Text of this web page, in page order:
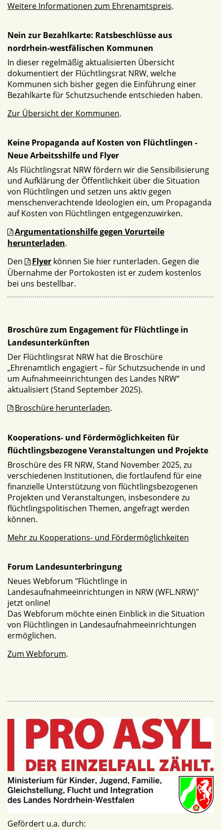
Weitere Informationen zum Ehrenamtspreis.
Nein zur Bezahlkarte: Ratsbeschlüsse aus
nordrhein-westfälischen Kommunen
In dieser regelmäßig aktualisierten Übersicht
dokumentiert der Flüchtlingsrat NRW, welche
Kommunen sich bisher gegen die Einführung einer
Bezahlkarte für Schutzsuchende entschieden haben.
Zur Übersicht der Kommunen.
Keine Propaganda auf Kosten von Flüchtlingen -
Neue Arbeitsshilfe und Flyer
Als Flüchtlingsrat NRW fördern wir die Sensibilisierung
und Aufklärung der Öffentlichkeit über die Situation
von Flüchtlingen und setzen uns aktiv gegen
menschenverachtende Ideologien ein, um Propaganda
auf Kosten von Flüchtlingen entgegenzuwirken.
Argumentationshilfe gegen Vorurteile
herunterladen.
Den
Flyer können Sie hier runterladen. Gegen die
Übernahme der Portokosten ist er zudem kostenlos
bei uns bestellbar.
Broschüre zum Engagement für Flüchtlinge in
Landesunterkünften
Der Flüchtlingsrat NRW hat die Broschüre
„Ehrenamtlich engagiert – für Schutzsuchende in und
um Aufnahmeeinrichtungen des Landes NRW“
aktualisiert (Stand September 2025).
Broschüre herunterladen.
Kooperations- und Fördermöglichkeiten für
flüchtlingsbezogene Veranstaltungen und Projekte
Broschüre des FR NRW, Stand November 2025, zu
verschiedenen Institutionen, die fortlaufend für eine
finanzielle Unterstützung von flüchtlingsbezogenen
Projekten und Veranstaltungen, insbesondere zu
flüchtlingspolitischen Themen, angefragt werden
können.
Mehr zu Kooperations- und Fördermöglichkeiten
Forum Landesunterbringung
Neues Webforum "Flüchtlinge in
Landesaufnahmeeinrichtungen in NRW (WFL.NRW)"
jetzt online!
Das Webforum möchte einen Einblick in die Situation
von Flüchtlingen in Landesaufnahmeeinrichtungen
ermöglichen.
Zum Webforum.
Gefördert u.a. durch: